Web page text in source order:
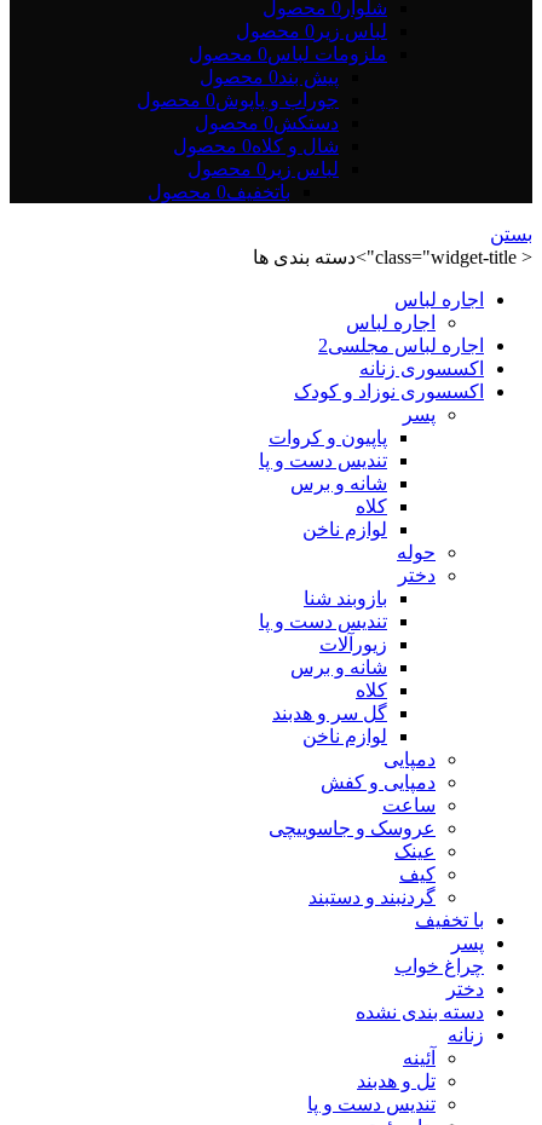
شلوار 0 محصول
لباس زیر 0 محصول
ملزومات لباس0 محصول
پیش بند0 محصول
جوراب و پاپوش0 محصول
دستکش0 محصول
شال و کلاه0 محصول
لباس زیر 0 محصول
باتخفیف0 محصول
بستن
< class="widget-title">دسته بندی ها
اجاره لباس
اجاره لباس
اجاره لباس مجلسی2
اکسسوری زنانه
اکسسوری نوزاد و کودک
پسر
پاپیون و کروات
تندیس دست و پا
شانه و برس
کلاه
لوازم ناخن
حوله
دختر
بازوبند شنا
تندیس دست و پا
زیورآلات
شانه و برس
کلاه
گل سر و هدبند
لوازم ناخن
دمپایی
دمپایی و کفش
ساعت
عروسک و جاسوییچی
عینک
کیف
گردنبند و دستبند
با تخفیف
پسر
چراغ خواب
دختر
دسته بندی نشده
زنانه
آئینه
تل و هدبند
تندیس دست و پا